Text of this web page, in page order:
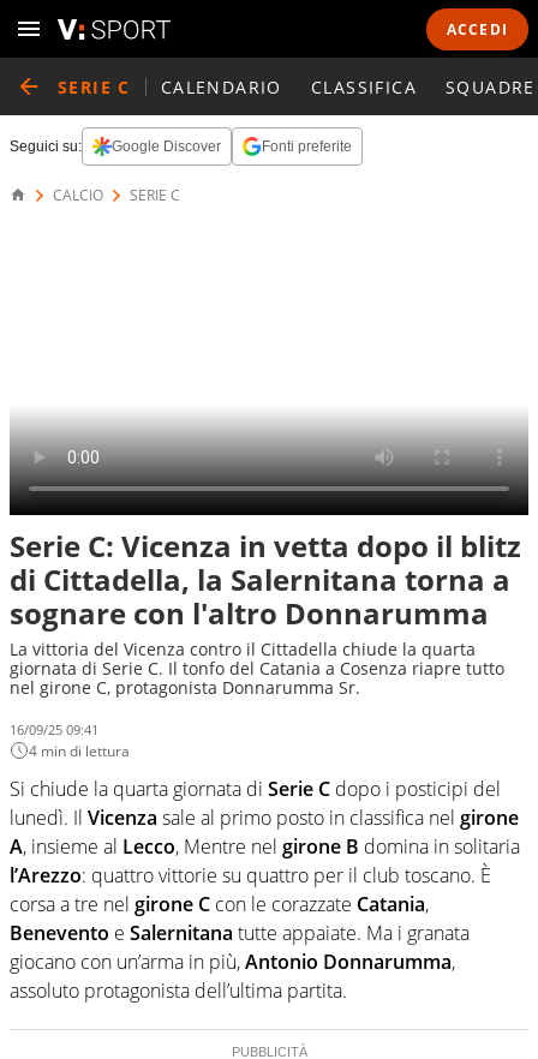
ACCEDI
SERIE C CALENDARIO CLASSIFICA SQUADRE
Seguici su: Google Discover Fonti preferite
CALCIO SERIE C
Serie C: Vicenza in vetta dopo il blitz
di Cittadella, la Salernitana torna a
sognare con l'altro Donnarumma
La vittoria del Vicenza contro il Cittadella chiude la quarta
giornata di Serie C. Il tonfo del Catania a Cosenza riapre tutto
nel girone C, protagonista Donnarumma Sr.
16/09/25 09:41
4 min di lettura
Si chiude la quarta giornata di Serie C dopo i posticipi del
lunedì. Il Vicenza sale al primo posto in classifica nel girone
A, insieme al Lecco, Mentre nel girone B domina in solitaria
l’Arezzo: quattro vittorie su quattro per il club toscano. È
corsa a tre nel girone C con le corazzate Catania,
Benevento e Salernitana tutte appaiate. Ma i granata
giocano con un’arma in più,Antonio Donnarumma,
assoluto protagonista dell’ultima partita.